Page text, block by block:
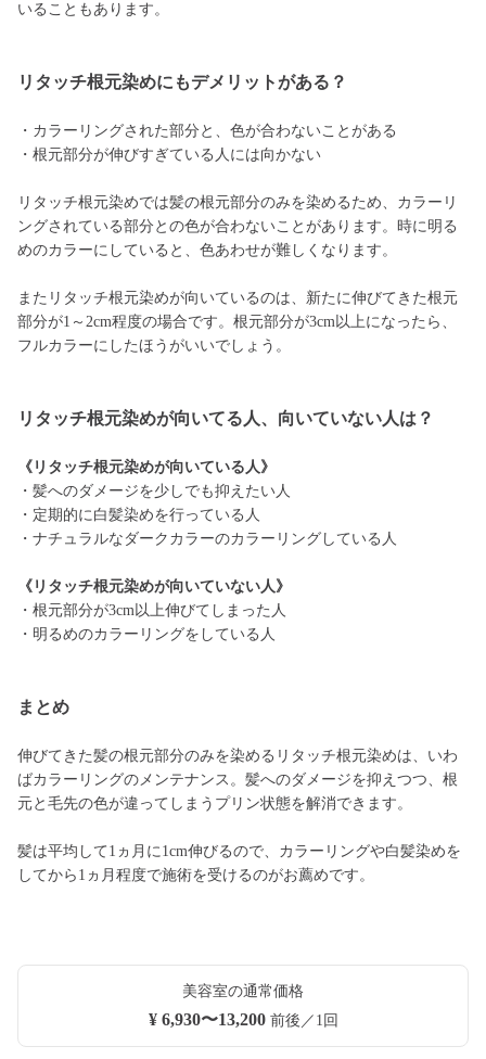
いることもあります。
リタッチ根元染めにもデメリットがある？
・カラーリングされた部分と、色が合わないことがある
・根元部分が伸びすぎている人には向かない
リタッチ根元染めでは髪の根元部分のみを染めるため、カラーリ
ングされている部分との色が合わないことがあります。時に明る
めのカラーにしていると、色あわせが難しくなります。
またリタッチ根元染めが向いているのは、新たに伸びてきた根元
部分が1～2cm程度の場合です。根元部分が3cm以上になったら、
フルカラーにしたほうがいいでしょう。
リタッチ根元染めが向いてる人、向いていない人は？
《リタッチ根元染めが向いている人》
・髪へのダメージを少しでも抑えたい人
・定期的に白髪染めを行っている人
・ナチュラルなダークカラーのカラーリングしている人
《リタッチ根元染めが向いていない人》
・根元部分が3cm以上伸びてしまった人
・明るめのカラーリングをしている人
まとめ
伸びてきた髪の根元部分のみを染めるリタッチ根元染めは、いわ
ばカラーリングのメンテナンス。髪へのダメージを抑えつつ、根
元と毛先の色が違ってしまうプリン状態を解消できます。
髪は平均して1ヵ月に1cm伸びるので、カラーリングや白髪染めを
してから1ヵ月程度で施術を受けるのがお薦めです。
美容室の通常価格
¥ 6,930〜13,200前後／1回